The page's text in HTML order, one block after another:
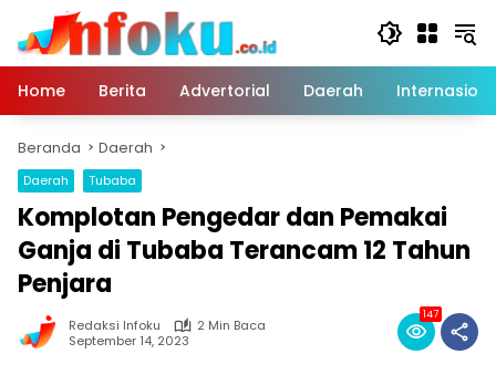
Langsung
konten
Home
Berita Advertorial Daerah
Beranda Daerah
Daerah Tubaba
Komplotan Pengedar dan Pemakai
Ganja di Tubaba Terancam 12 Tahun
Penjara
Redaksi Infoku
2 Min Baca
September 14, 2023
147